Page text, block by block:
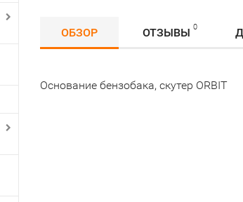
ОБЗОР ОТЗЫВЫ 0
Основание бензобака, скутер ORBIT